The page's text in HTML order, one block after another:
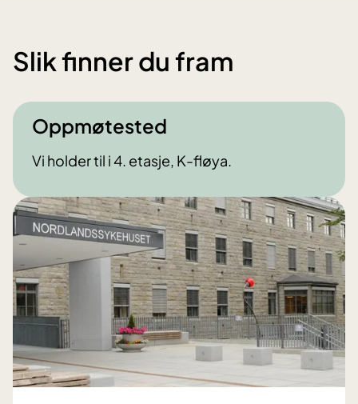
Slik finner du fram
Oppmøtested
Vi holder til i 4. etasje, K-fløya.